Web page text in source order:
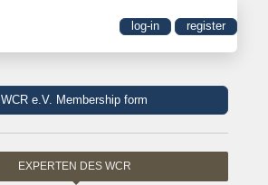
log-in register
WCR e.V. Membership form
EXPERTEN DES WCR